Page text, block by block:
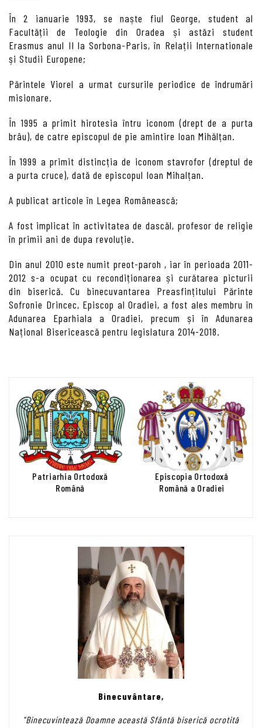
În 2 ianuarie 1993, se naște fiul George, student al
Facultății de Teologie din Oradea și astăzi student
Erasmus anul II la Sorbona-Paris, în Relații Internationale
și Studii Europene;
Părintele Viorel a urmat cursurile periodice de îndrumări
misionare.
În 1995 a primit hirotesia întru iconom (drept de a purta
brâu), de catre episcopul de pie amintire Ioan Mihălțan.
În 1999 a primit distincția de iconom stavrofor (dreptul de
a purta cruce), dată de episcopul Ioan Mihalțan.
A publicat articole în Legea Românească;
A fost implicat în activitatea de dascăl, profesor de religie
în primii ani de dupa revoluție.
Din anul 2010 este numit preot-paroh , iar în perioada 2011-
2012 s-a ocupat cu recondiționarea și curătarea picturii
din biserică. Cu binecuvantarea Preasfințitului Părinte
Sofronie Drincec, Episcop al Oradiei, a fost ales membru în
Adunarea Eparhiala a Oradiei, precum și în Adunarea
Național Bisericească pentru legislatura 2014-2018.
Patriarhia Ortodoxă
Română
Episcopia Ortodoxă
Română a Oradiei
Binecuvântare,
"Binecuvintează Doamne această Sfântă biserică ocrotită